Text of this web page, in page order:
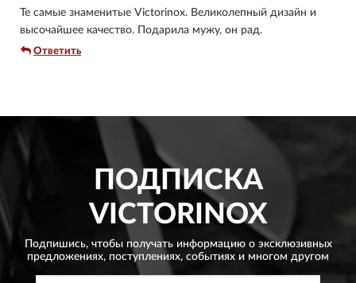
Те самые знаменитые Victorinox. Великолепный дизайн и
высочайшее качество. Подарила мужу, он рад.
Ответить
ПОДПИСКА
VICTORINOX
Подпишись, чтобы получать информацию о эксклюзивных
предложениях, поступлениях, событиях и многом другом